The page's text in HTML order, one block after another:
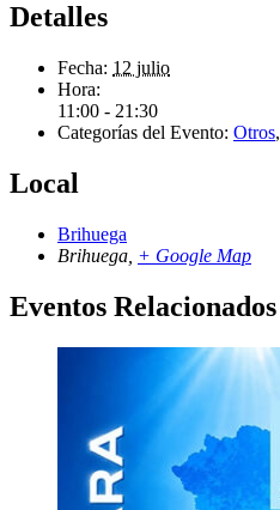
Detalles
Fecha: 12 julio
Hora:
11:00 - 21:30
Categorías del Evento: Otros,
Local
Brihuega
Brihuega + Google Map
Eventos Relacionados